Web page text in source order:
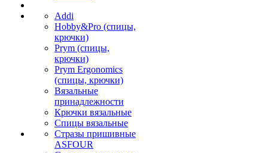
Addi
Hobby&Pro (спицы,
крючки)
Prym (спицы,
крючки)
Prym Ergonomics
(спицы, крючки)
Вязальные
принадлежности
Крючки вязальные
Спицы вязальные
Стразы пришивные
ASFOUR